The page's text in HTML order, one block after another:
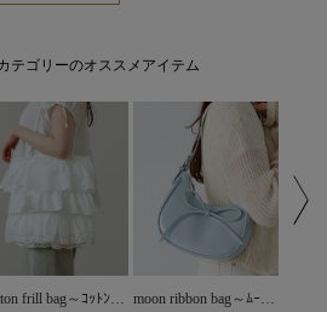
テゴリーのオススメアイテム
cotton frill bag～ｺｯﾄﾝﾌﾘﾙﾊﾞｯｸﾞ moon ribbon bag～ﾑｰﾝﾘﾎﾞﾝﾊﾞｯｸﾞ